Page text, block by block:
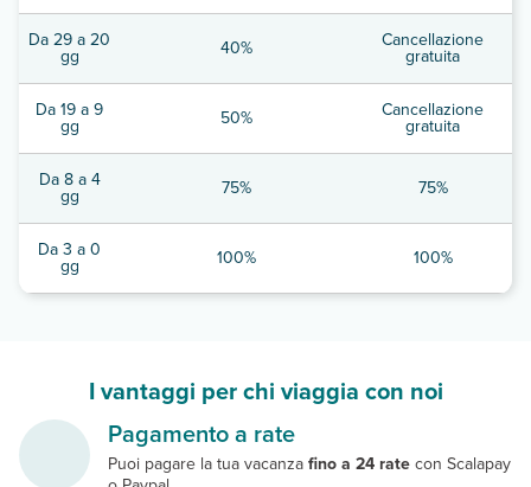
Da 29 a 20
gg 40% Cancellazione
gratuita
Da 19 a 9
gg 50% Cancellazione
gratuita
Da 8 a 4
gg 75% 75%
Da 3 a 0
gg 100% 100%
I vantaggi per chi viaggia con noi
Pagamento a rate
Puoi pagare la tua vacanzafino a 24 ratecon Scalapay